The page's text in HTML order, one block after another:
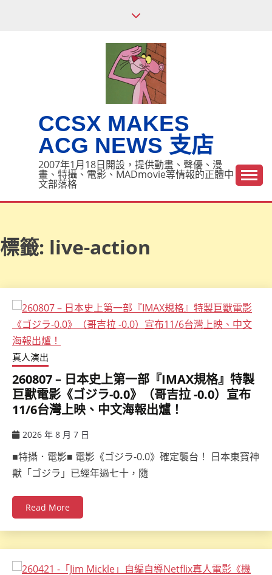
CCSX MAKES
ACG NEWS 支店
2007年1月18日開設，提供動畫、聲優、漫
畫、特攝、電影、MADmovie等情報的正體中
文部落格
標籤: live-action
真人演出
260807 – 日本史上第一部『IMAX規格』特製
巨獸電影《ゴジラ-0.0》（哥吉拉 -0.0）宣布
11/6台灣上映、中文海報出爐！
2026 年 8 月 7 日
■特攝．電影■ 電影《ゴジラ-0.0》確定襲台！ 日本東寶神
獸「ゴジラ」已經年過七十，隨
Read More